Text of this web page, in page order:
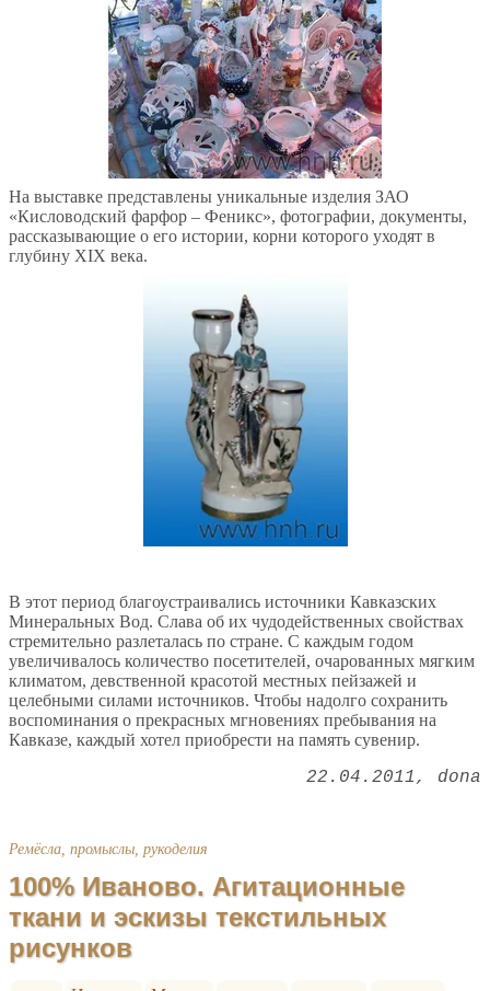
На выставке представлены уникальные изделия ЗАО
«Кисловодский фарфор – Феникс», фотографии, документы,
рассказывающие о его истории, корни которого уходят в
глубину ХIХ века.
В этот период благоустраивались источники Кавказских
Минеральных Вод. Слава об их чудодейственных свойствах
стремительно разлеталась по стране. С каждым годом
увеличивалось количество посетителей, очарованных мягким
климатом, девственной красотой местных пейзажей и
целебными силами источников. Чтобы надолго сохранить
воспоминания о прекрасных мгновениях пребывания на
Кавказе, каждый хотел приобрести на память сувенир.
22.04.2011 dona
Ремёсла, промыслы, рукоделия
100% Иваново. Агитационные
ткани и эскизы текстильных
рисунков